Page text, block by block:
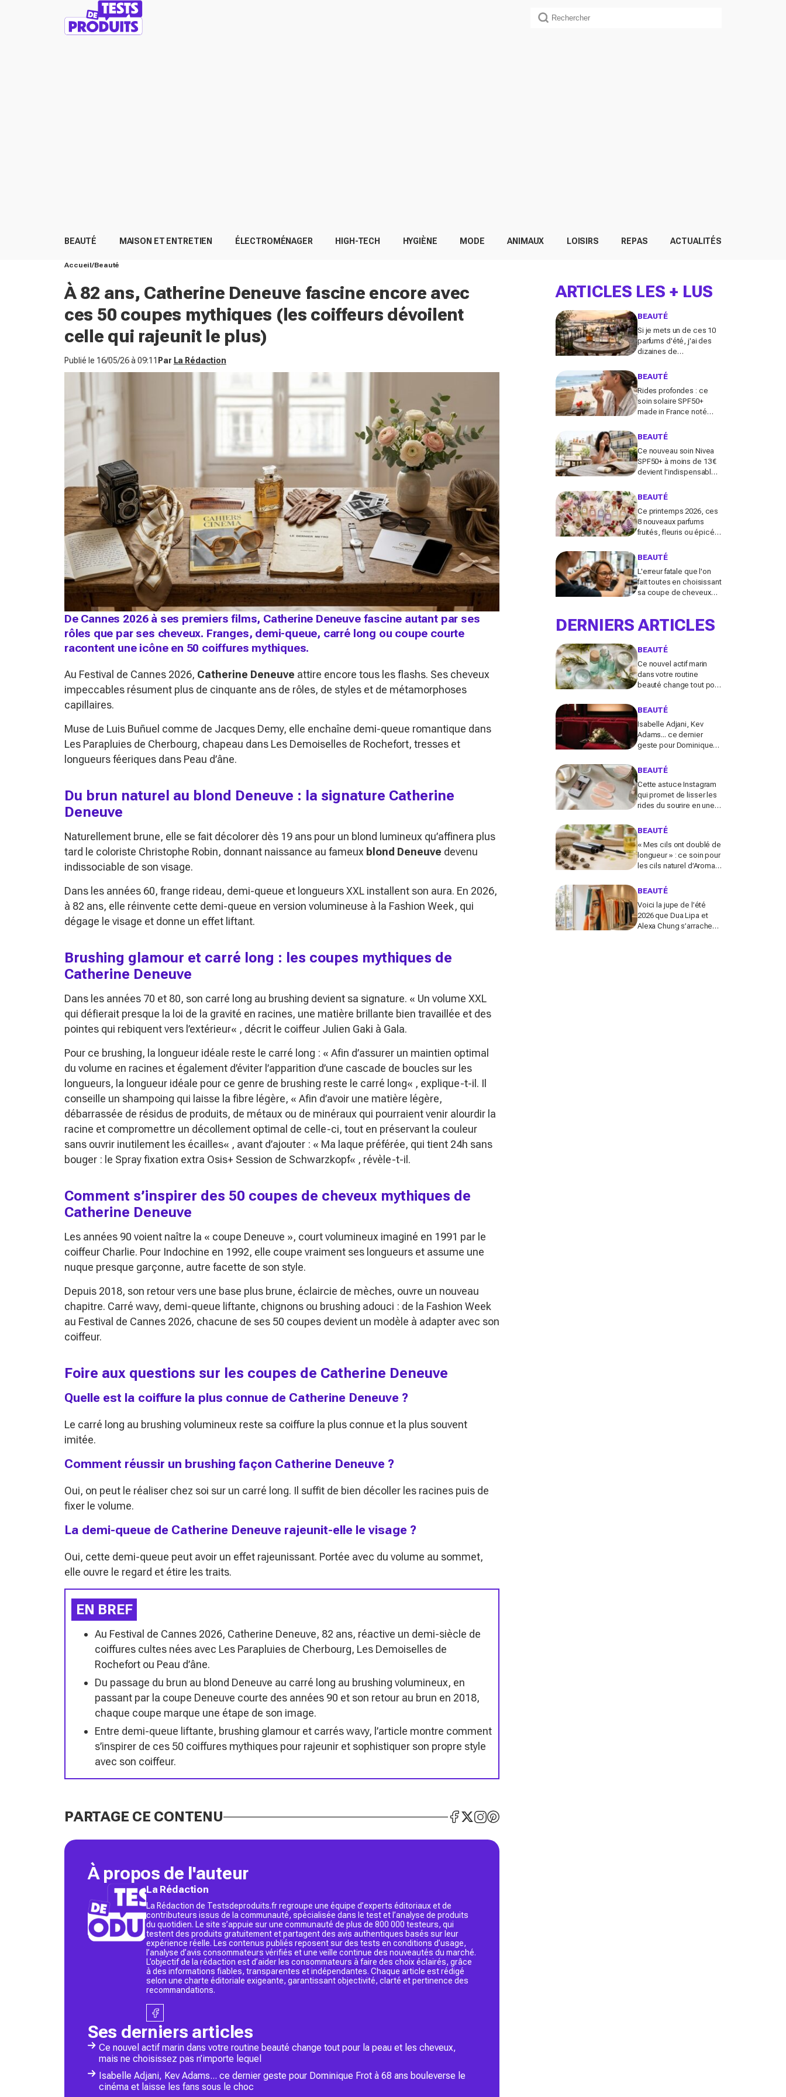
BEAUTÉ MAISON ET ENTRETIEN ÉLECTROMÉNAGER HIGH-TECH HYGIÈNE MODE ANIMAUX LOISIRS REPAS ACTUALITÉS
Accueil Beauté
À 82 ans, Catherine Deneuve fascine encore avec
ces 50 coupes mythiques (les coiffeurs dévoilent
celle qui rajeunit le plus)
Publié le 16/05/26 à 09:11 Par La Rédaction
De Cannes 2026 à ses premiers films, Catherine Deneuve fascine autant par ses
rôles que par ses cheveux. Franges, demi-queue, carré long ou coupe courte
racontent une icône en 50 coiffures mythiques.
Au Festival de Cannes 2026, Catherine Deneuve attire encore tous les flashs. Ses cheveux
impeccables résument plus de cinquante ans de rôles, de styles et de métamorphoses
capillaires.
Muse de Luis Buñuel comme de Jacques Demy, elle enchaîne demi-queue romantique dans
Les Parapluies de Cherbourg, chapeau dans Les Demoiselles de Rochefort, tresses et
longueurs féeriques dans Peau d’âne.
Du brun naturel au blond Deneuve : la signature Catherine
Deneuve
Naturellement brune, elle se fait décolorer dès 19 ans pour un blond lumineux qu’affinera plus
tard le coloriste Christophe Robin, donnant naissance au fameux blond Deneuve devenu
indissociable de son visage.
Dans les années 60, frange rideau, demi-queue et longueurs XXL installent son aura. En 2026,
à 82 ans, elle réinvente cette demi-queue en version volumineuse à la Fashion Week, qui
dégage le visage et donne un effet liftant.
Brushing glamour et carré long : les coupes mythiques de
Catherine Deneuve
Dans les années 70 et 80, son carré long au brushing devient sa signature. « Un volume XXL
qui défierait presque la loi de la gravité en racines, une matière brillante bien travaillée et des
pointes qui rebiquent vers l’extérieur« , décrit le coiffeur Julien Gaki à Gala.
Pour ce brushing, la longueur idéale reste le carré long : « Afin d’assurer un maintien optimal
du volume en racines et également d’éviter l’apparition d’une cascade de boucles sur les
longueurs, la longueur idéale pour ce genre de brushing reste le carré long« , explique-t-il. Il
conseille un shampoing qui laisse la fibre légère, « Afin d’avoir une matière légère,
débarrassée de résidus de produits, de métaux ou de minéraux qui pourraient venir alourdir la
racine et compromettre un décollement optimal de celle-ci, tout en préservant la couleur
sans ouvrir inutilement les écailles« , avant d’ajouter : « Ma laque préférée, qui tient 24h sans
bouger : le Spray fixation extra Osis+ Session de Schwarzkopf« , révèle-t-il.
Comment s’inspirer des 50 coupes de cheveux mythiques de
Catherine Deneuve
Les années 90 voient naître la « coupe Deneuve », court volumineux imaginé en 1991 par le
coiffeur Charlie. Pour Indochine en 1992, elle coupe vraiment ses longueurs et assume une
nuque presque garçonne, autre facette de son style.
Depuis 2018, son retour vers une base plus brune, éclaircie de mèches, ouvre un nouveau
chapitre. Carré wavy, demi-queue liftante, chignons ou brushing adouci : de la Fashion Week
au Festival de Cannes 2026, chacune de ses 50 coupes devient un modèle à adapter avec son
coiffeur.
Foire aux questions sur les coupes de Catherine Deneuve
Quelle est la coiffure la plus connue de Catherine Deneuve ?
Le carré long au brushing volumineux reste sa coiffure la plus connue et la plus souvent
imitée.
Comment réussir un brushing façon Catherine Deneuve ?
Oui, on peut le réaliser chez soi sur un carré long. Il suffit de bien décoller les racines puis de
fixer le volume.
La demi-queue de Catherine Deneuve rajeunit-elle le visage ?
Oui, cette demi-queue peut avoir un effet rajeunissant. Portée avec du volume au sommet,
elle ouvre le regard et étire les traits.
EN BREF
Au Festival de Cannes 2026, Catherine Deneuve, 82 ans, réactive un demi-siècle de
coiffures cultes nées avec Les Parapluies de Cherbourg, Les Demoiselles de
Rochefort ou Peau d’âne.
Du passage du brun au blond Deneuve au carré long au brushing volumineux, en
passant par la coupe Deneuve courte des années 90 et son retour au brun en 2018,
chaque coupe marque une étape de son image.
Entre demi-queue liftante, brushing glamour et carrés wavy, l’article montre comment
s’inspirer de ces 50 coiffures mythiques pour rajeunir et sophistiquer son propre style
avec son coiffeur.
PARTAGE CE CONTENU
À propos de l'auteur
La Rédaction
La Rédaction de Testsdeproduits.fr regroupe une équipe d’experts éditoriaux et de
contributeurs issus de la communauté, spécialisée dans le test et l’analyse de produits
du quotidien. Le site s’appuie sur une communauté de plus de 800 000 testeurs, qui
testent des produits gratuitement et partagent des avis authentiques basés sur leur
expérience réelle. Les contenus publiés reposent sur des tests en conditions d’usage,
l’analyse d’avis consommateurs vérifiés et une veille continue des nouveautés du marché.
L’objectif de la rédaction est d’aider les consommateurs à faire des choix éclairés, grâce
à des informations fiables, transparentes et indépendantes. Chaque article est rédigé
selon une charte éditoriale exigeante, garantissant objectivité, clarté et pertinence des
recommandations.
Ses derniers articles
Ce nouvel actif marin dans votre routine beauté change tout pour la peau et les cheveux,
mais ne choisissez pas n’importe lequel
Isabelle Adjani, Kev Adams... ce dernier geste pour Dominique Frot à 68 ans bouleverse le
cinéma et laisse les fans sous le choc
ARTICLES LES + LUS
BEAUTÉ
Si je mets un de ces 10
parfums d'été, j'ai des
dizaines de
journée
BEAUTÉ
Rides profondes : ce
soin solaire SPF50+
made in France noté
de freiner leur apparition
BEAUTÉ
Ce nouveau soin Nivea
SPF50+ à moins de 13 €
devient l’indispensable
pour éviter les dégâts du
BEAUTÉ
Ce printemps 2026, ces
8 nouveaux parfums
fruités, fleuris ou épicés
Guerlain vont booster
BEAUTÉ
L'erreur fatale que l'on
fait toutes en choisissant
sa coupe de cheveux
DERNIERS ARTICLES
BEAUTÉ
Ce nouvel actif marin
dans votre routine
beauté change tout pour
mais ne choisissez pas
BEAUTÉ
Isabelle Adjani, Kev
Adams... ce dernier
geste pour Dominique
le cinéma et laisse les
BEAUTÉ
Cette astuce Instagram
qui promet de lisser les
rides du sourire en une
faut-il vraiment l’essayer
BEAUTÉ
« Mes cils ont doublé de
longueur » : ce soin pour
les cils naturel d’Aroma-
regard en quelques
BEAUTÉ
Voici la jupe de l’été
2026 que Dua Lipa et
Alexa Chung s’arrachent